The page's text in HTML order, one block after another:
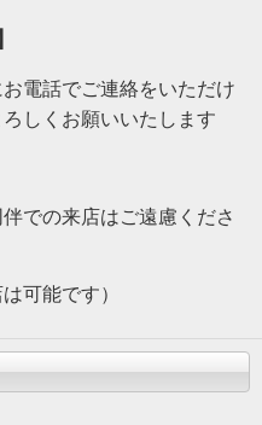
電話でご連絡をいただけ
しくお願いいたします
での来店はご遠慮くださ
可能です）